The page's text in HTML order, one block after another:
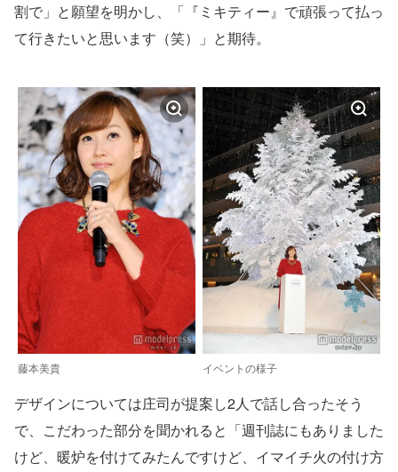
割で」と願望を明かし、「『ミキティー』で頑張って払っ
て行きたいと思います（笑）」と期待。
藤本美貴 イベントの様子
デザインについては庄司が提案し2人で話し合ったそう
で、こだわった部分を聞かれると「週刊誌にもありました
けど、暖炉を付けてみたんですけど、イマイチ火の付け方